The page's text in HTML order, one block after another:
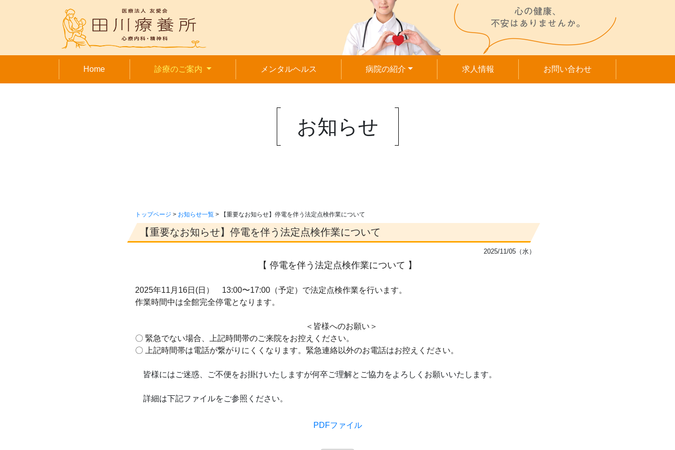
Home 診療のご案内 (current) メンタルヘルス 病院の紹介 求人情報 お問い合わせ
お知らせ
トップページ > お知らせ一覧> 【重要なお知らせ】停電を伴う法定点検作業について
【重要なお知らせ】停電を伴う法定点検作業について
2025/11/05（水）
【 停電を伴う法定点検作業について 】
2025年11月16日(日） 13:00〜17:00（予定）で法定点検作業を行います。
作業時間中は全館完全停電となります。
＜皆様へのお願い＞
〇 緊急でない場合、上記時間帯のご来院をお控えください。
〇 上記時間帯は電話が繋がりにくくなります。緊急連絡以外のお電話はお控えください。
皆様にはご迷惑、ご不便をお掛けいたしますが何卒ご理解とご協力をよろしくお願いいたします。
詳細は下記ファイルをご参照ください。
PDFファイル